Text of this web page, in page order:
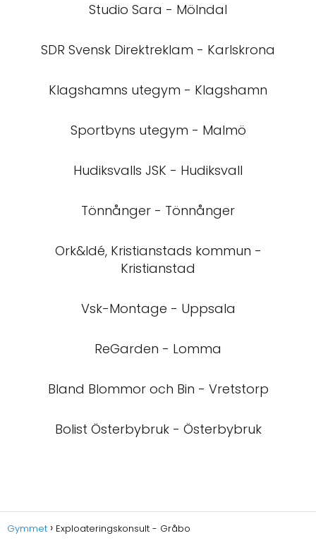
Studio Sara - Mölndal
SDR Svensk Direktreklam - Karlskrona
Klagshamns utegym - Klagshamn
Sportbyns utegym - Malmö
Hudiksvalls JSK - Hudiksvall
Tönnånger - Tönnånger
Ork&Idé, Kristianstads kommun -
Kristianstad
Vsk-Montage - Uppsala
ReGarden - Lomma
Bland Blommor och Bin - Vretstorp
Bolist Österbybruk - Österbybruk
Gymmet Exploateringskonsult - Gråbo